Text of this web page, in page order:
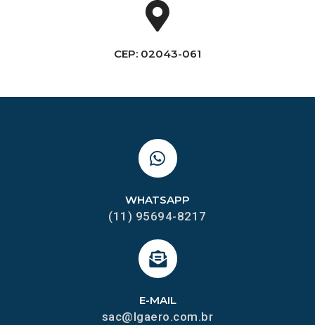
CEP: 02043-061
E-MAIL
sac@lgaero.com.br
WHATSAPP
(11) 95694-8217